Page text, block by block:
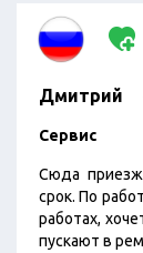
Дмитрий
Сервис
Сюда
срок. По
работах,
пускают в